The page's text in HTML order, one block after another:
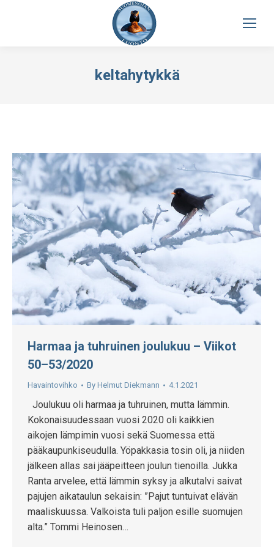
keltahytykkä
Harmaa ja tuhruinen joulukuu – Viikot
50–53/2020
Havaintovihko By Helmut Diekmann 4.1.2021
Joulukuu oli harmaa ja tuhruinen, mutta lämmin.
Kokonaisuudessaan vuosi 2020 oli kaikkien
aikojen lämpimin vuosi sekä Suomessa että
pääkaupunkiseudulla. Yöpakkasia tosin oli, ja niiden
jälkeen allas sai jääpeitteen joulun tienoilla. Jukka
Ranta arvelee, että lämmin syksy ja alkutalvi saivat
pajujen aikataulun sekaisin: ”Pajut tuntuivat elävän
maaliskuussa. Valkoista tuli paljon esille suomujen
alta.” Tommi Heinosen…